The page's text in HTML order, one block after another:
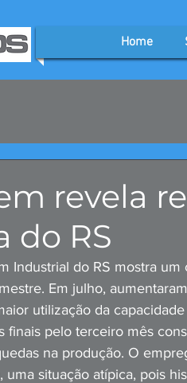
Home
revela
do RS
Industrial do RS mostra
Em julho,
utilização da
finais pelo terceiro mês
na produção. O
uma situação atípica, pois